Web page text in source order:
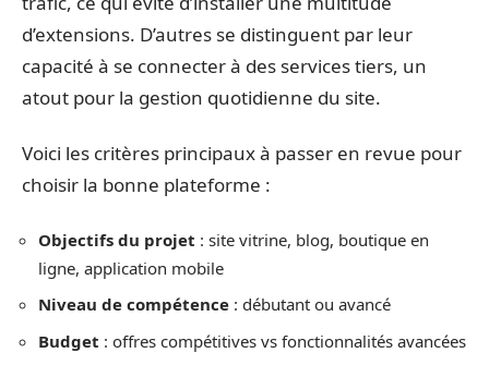
d’extensions. D’autres se distinguent par leur
capacité à se connecter à des services tiers, un
atout pour la gestion quotidienne du site.
Voici les critères principaux à passer en revue pour
choisir la bonne plateforme :
Objectifs du projet : site vitrine, blog, boutique en
ligne, application mobile
Niveau de compétence : débutant ou avancé
Budget : offres compétitives vs fonctionnalités avancées